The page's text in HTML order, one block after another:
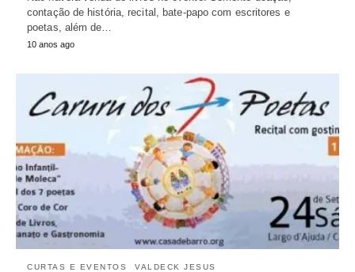
contação de história, recital, bate-papo com escritores e
poetas, além de…
10 anos ago
CURTAS E EVENTOS VALDECK JESUS